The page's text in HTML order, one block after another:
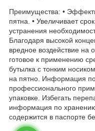
Преимущества: •
пятна. • Увеличивает
устранения
Благодаря высокой
вредное воздействие на
готовое к применению
бутылка с тонким
на пятно. Информация
профессионального
упаковке. Избегать
информация по
содержится в паспорте